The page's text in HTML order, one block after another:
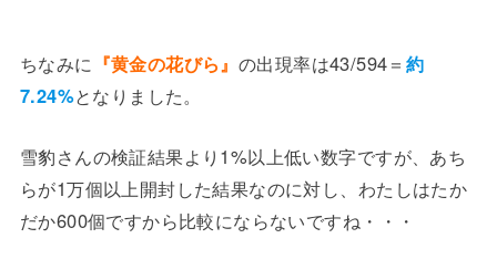
ちなみに 『黄金の花びら』 の出現率は43/594＝ 約
7.24%となりました。
雪豹さんの検証結果より1%以上低い数字ですが、あち
らが1万個以上開封した結果なのに対し、わたしはたか
だか600個ですから比較にならないですね・・・